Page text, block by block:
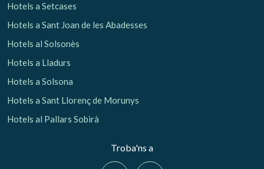
Hotels a Setcases
Hotels a Sant Joan de les Abadesses
Hotels al Solsonès
Hotels a Lladurs
Hotels a Solsona
Hotels a Sant Llorenç de Morunys
Hotels al Pallars Sobirà
Troba'ns a